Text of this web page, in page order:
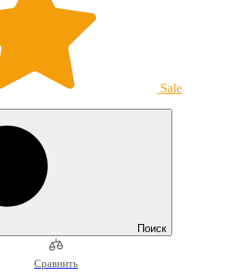
Sale
Поиск
Сравнить